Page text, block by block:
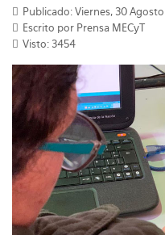
Publicado: Viernes, 30 Agosto
Escrito por Prensa MECyT
Visto: 3454